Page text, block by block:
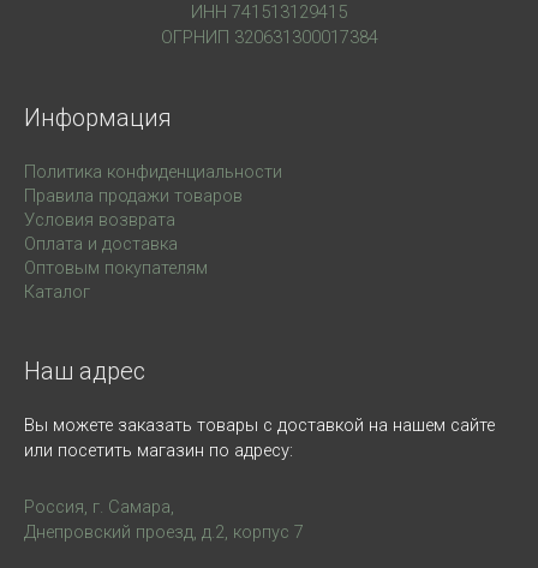
ИНН 741513129415
ОГРНИП 320631300017384
Информация
Политика конфиденциальности
Правила продажи товаров
Условия возврата
Оплата и доставка
Оптовым покупателям
Каталог
Наш адрес
Вы можете заказать товары с доставкой на нашем сайте
или посетить магазин по адресу:
Россия, г. Самара,
Днепровский проезд, д.2, корпус 7